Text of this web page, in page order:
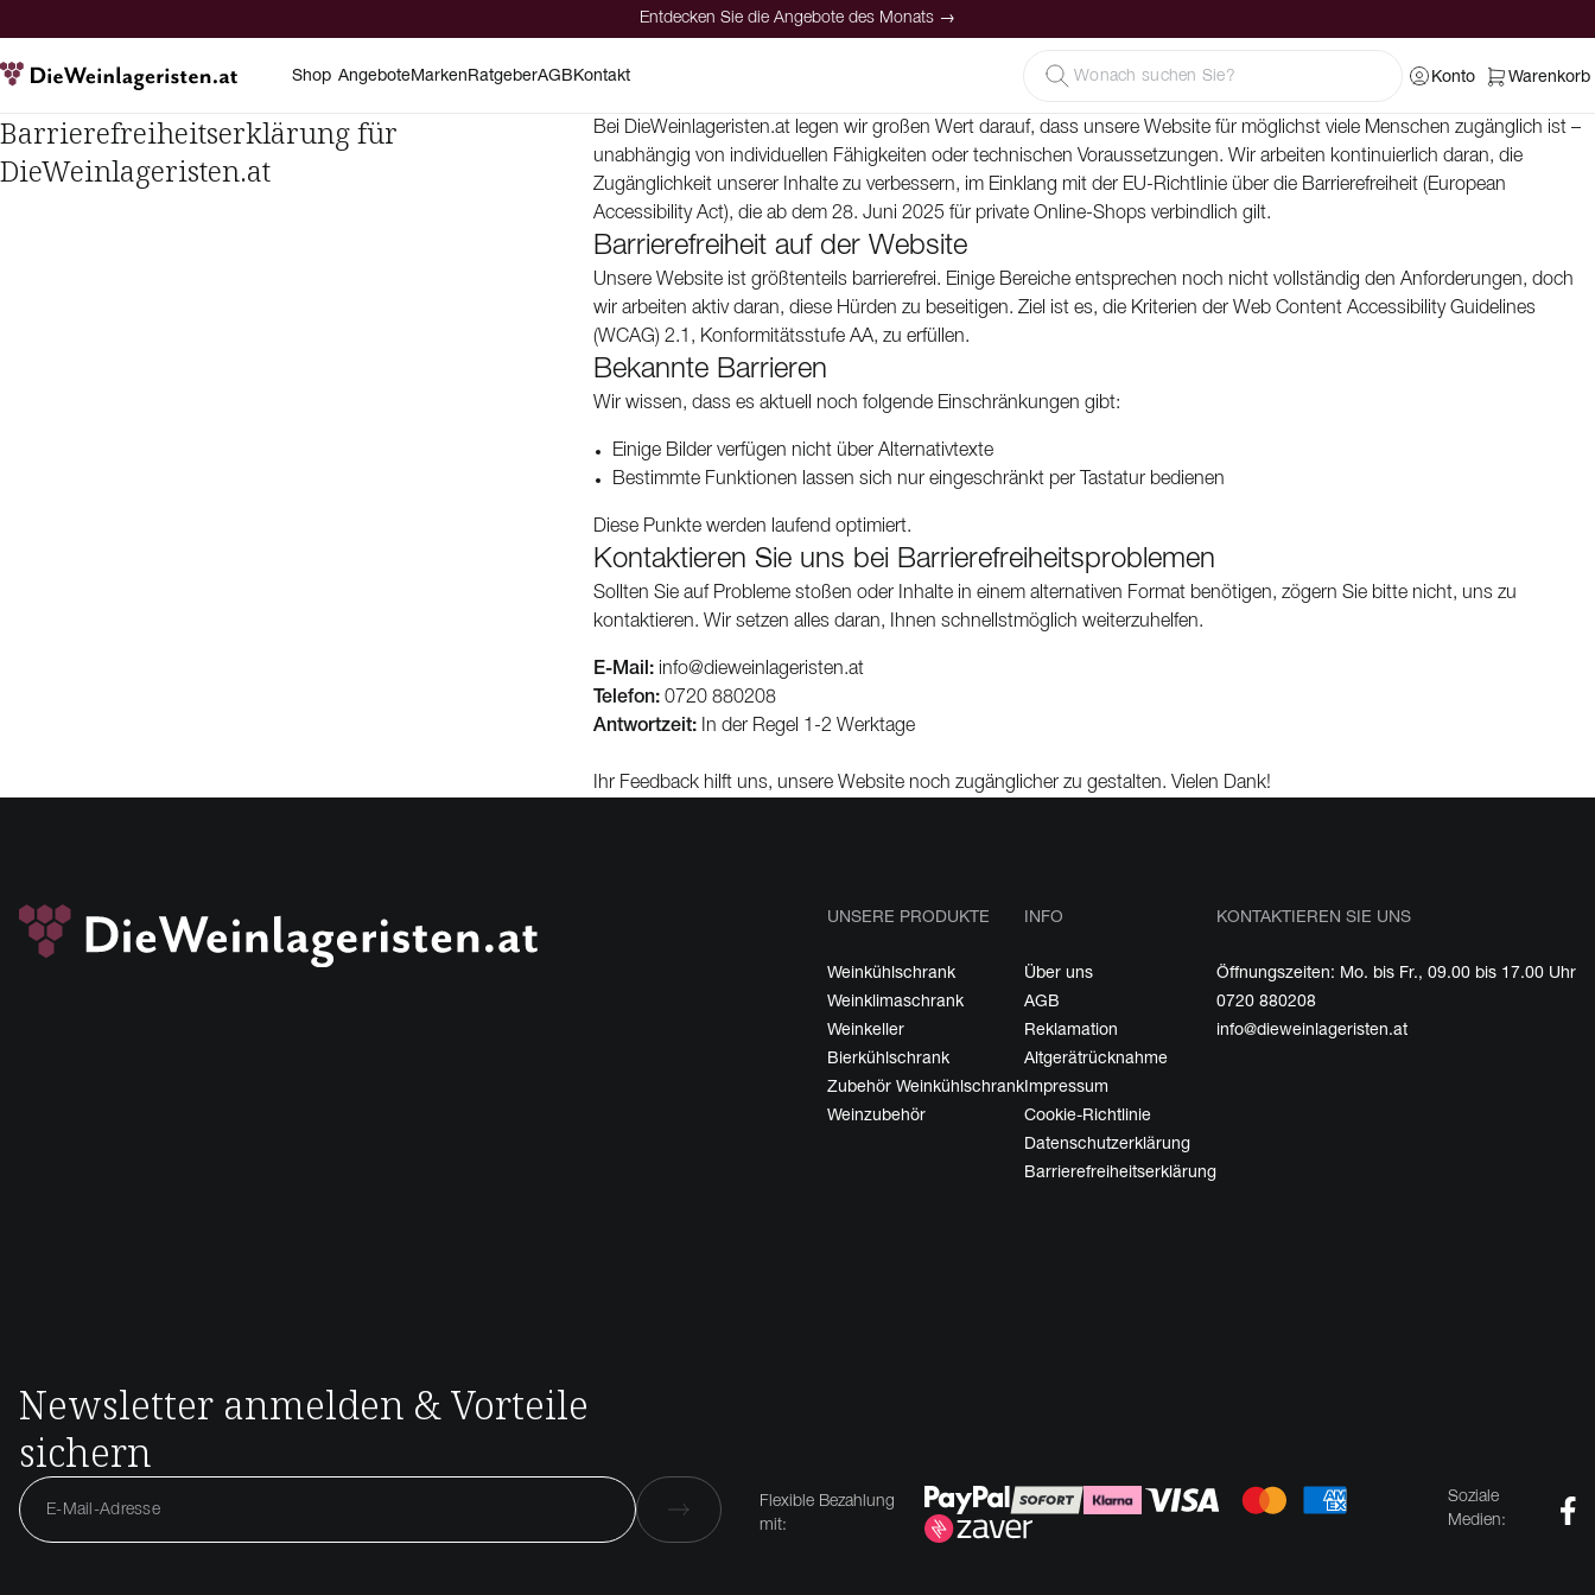
Entdecken Sie die Angebote des Monats →
Shop AngeboteMarkenRatgeberAGBKontakt Konto Warenkorb
Barrierefreiheitserklärung für
DieWeinlageristen.at
Bei DieWeinlageristen.at legen wir großen Wert darauf, dass unsere Website für möglichst viele Menschen zugänglich ist –
unabhängig von individuellen Fähigkeiten oder technischen Voraussetzungen. Wir arbeiten kontinuierlich daran, die
Zugänglichkeit unserer Inhalte zu verbessern, im Einklang mit der EU-Richtlinie über die Barrierefreiheit (European
Accessibility Act), die ab dem 28. Juni 2025 für private Online-Shops verbindlich gilt.
Barrierefreiheit auf der Website
Unsere Website ist größtenteils barrierefrei. Einige Bereiche entsprechen noch nicht vollständig den Anforderungen, doch
wir arbeiten aktiv daran, diese Hürden zu beseitigen. Ziel ist es, die Kriterien der Web Content Accessibility Guidelines
(WCAG) 2.1, Konformitätsstufe AA, zu erfüllen.
Bekannte Barrieren
Wir wissen, dass es aktuell noch folgende Einschränkungen gibt:
Einige Bilder verfügen nicht über Alternativtexte
Bestimmte Funktionen lassen sich nur eingeschränkt per Tastatur bedienen
Diese Punkte werden laufend optimiert.
Kontaktieren Sie uns bei Barrierefreiheitsproblemen
Sollten Sie auf Probleme stoßen oder Inhalte in einem alternativen Format benötigen, zögern Sie bitte nicht, uns zu
kontaktieren. Wir setzen alles daran, Ihnen schnellstmöglich weiterzuhelfen.
E-Mail:
info@dieweinlageristen.at
Telefon: 0720 880208
Antwortzeit: In der Regel 1-2 Werktage
Ihr Feedback hilft uns, unsere Website noch zugänglicher zu gestalten. Vielen Dank!
UNSERE PRODUKTE
Weinkühlschrank
Weinklimaschrank
Weinkeller
Bierkühlschrank
Zubehör Weinkühlschrank
Weinzubehör
INFO
Über uns
AGB
Reklamation
Altgerätrücknahme
Impressum
Cookie-Richtlinie
Datenschutzerklärung
Barrierefreiheitserklärung
KONTAKTIEREN SIE UNS
Öffnungszeiten: Mo. bis Fr., 09.00 bis 17.00 Uhr
0720 880208
info@dieweinlageristen.at
Newsletter anmelden & Vorteile
sichern
Flexible Bezahlung
mit:
Soziale
Medien: